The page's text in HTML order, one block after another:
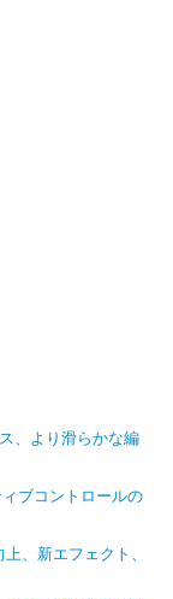
、より滑らかな編
ブコントロールの
、新エフェクト、